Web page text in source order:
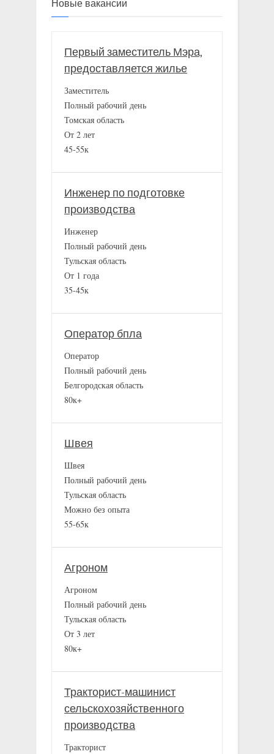
Новые вакансии
Первый заместитель Мэра,
предоставляется жилье
Заместитель
Полный рабочий день
Томская область
От 2 лет
45-55к
Инженер по подготовке
производства
Инженер
Полный рабочий день
Тульская область
От 1 года
35-45к
Оператор бпла
Оператор
Полный рабочий день
Белгородская область
80к+
Швея
Швея
Полный рабочий день
Тульская область
Можно без опыта
55-65к
Агроном
Агроном
Полный рабочий день
Тульская область
От 3 лет
80к+
Тракторист-машинист
сельскохозяйственного
производства
Тракторист